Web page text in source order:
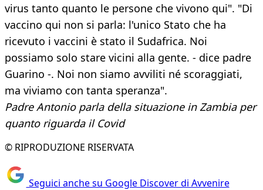
virus tanto quanto le persone che vivono qui". "Di
vaccino qui non si parla: l'unico Stato che ha
ricevuto i vaccini è stato il Sudafrica. Noi
possiamo solo stare vicini alla gente. - dice padre
Guarino -. Noi non siamo avviliti né scoraggiati,
ma viviamo con tanta speranza".
Padre Antonio parla della situazione in Zambia per
quanto riguarda il Covid
© RIPRODUZIONE RISERVATA
Seguici anche su Google Discover di Avvenire